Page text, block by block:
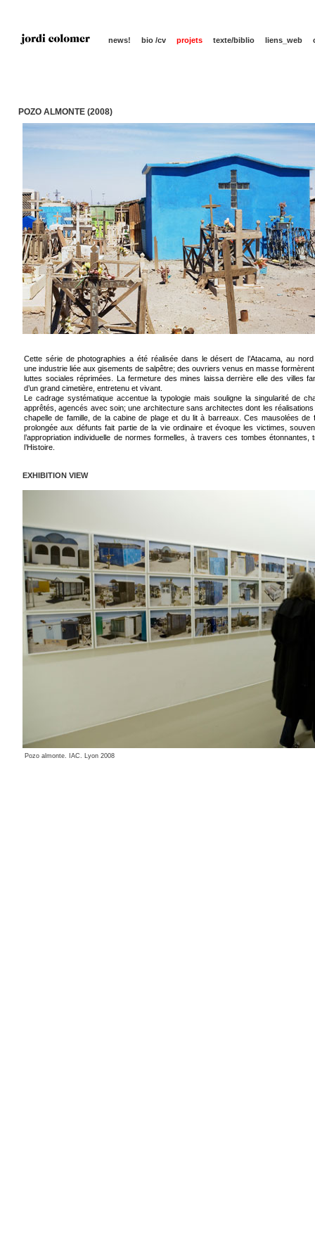
news! bio /cv projets texte/biblio liens_web
POZO ALMONTE (2008)
Cette série de photographies a été réalisée dans le désert de l’Atacama, au
une industrie liée aux gisements de salpêtre; des ouvriers venus en masse
luttes sociales réprimées. La fermeture des mines laissa derrière elle des villes
d’un grand cimetière, entretenu et vivant.
Le cadrage systématique accentue la typologie mais souligne la singularité de
apprêtés, agencés avec soin; une architecture sans architectes dont les
chapelle de famille, de la cabine de plage et du lit à barreaux. Ces mausolées de
prolongée aux défunts fait partie de la vie ordinaire et évoque les victimes,
l’appropriation individuelle de normes formelles, à travers ces tombes étonnantes,
l’Histoire.
EXHIBITION VIEW
Pozo almonte. IAC. Lyon 2008